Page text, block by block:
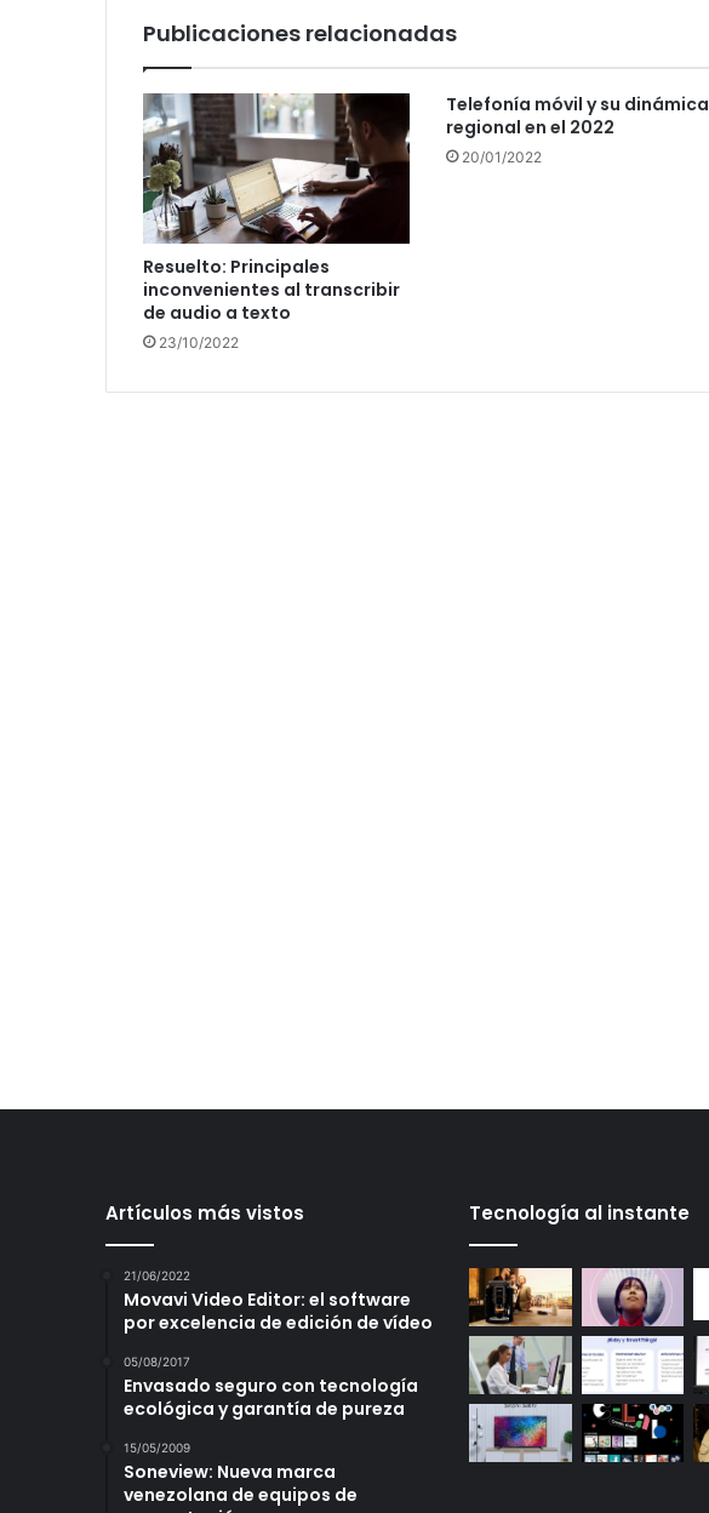
Publicaciones relacionadas
Resuelto: Principales
inconvenientes al transcribir
de audio a texto
23/10/2022
Telefonía móvil y su dinámica
regional en el 2022
20/01/2022
Artículos más vistos
21/06/2022
Movavi Video Editor: el software
por excelencia de edición de vídeo
05/08/2017
Envasado seguro con tecnología
ecológica y garantía de pureza
15/05/2009
Soneview: Nueva marca
venezolana de equipos de
Tecnología al instante